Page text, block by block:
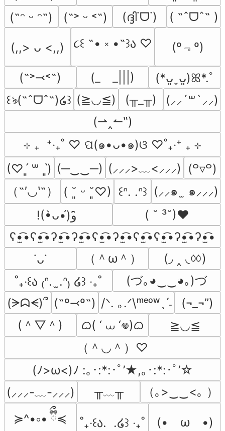
(˶ᵔ ᵕ ᵔ˶)
(˶˃ ᵕ ˂˶) (ദ്ദി˙ᗜ˙) ( ˶ˆᗜˆ˵ )
(,,> ᴗ <,,) ૮꒰ ˶• ༝ •˶꒱ა ♡ (º﹃º)
(˶˃⤙˂˶) (_　_|||)
(*ᴗ͈ˬᴗ͈)ꕤ*.ﾟ
꒰ঌ(˶ˆᗜˆ˵)໒꒱ (≧◡≦) (╥_╥)
(⸝⸝´꒳`⸝⸝)
(⇀‸↼‶)
⊹ ₊  ⁺‧₊˚ ♡ ପ(๑•ᴗ•๑)ଓ ♡˚₊‧⁺ ₊ ⊹
(♡ˊ͈ ꒳ ˋ͈) (─‿‿─) (⸝⸝⸝>﹏<⸝⸝⸝) (꒪▿꒪)
（˶′◡‵˶）
( ˘͈ ᵕ ˘͈♡) ꒰ᐢ. .ᐢ꒱ (⸝⸝๑  ̫ ๑⸝⸝⸝)
( ˘ ³˘)♥
ʕ•̫͡•ʕ•̫͡•ʔ•̫͡•ʔ•̫͡•ʕ•̫͡•ʔ•̫͡•ʕ•̫͡•ʕ•̫͡•ʔ•̫͡•ʔ•̫͡•
˙ᴗ˙
（＾ω＾）
(◞ ‸ ◟ㆀ)
˚₊‧꒰ა ₍ᐢ.  ̫.ᐢ₎ ໒꒱ ‧₊˚
(づ｡◕‿‿◕｡)づ
(ᗒᗣᗕ)՞ (˶º⤙º˶) /ᐠ. ｡.ᐟ\ᵐᵉᵒʷˎˊ˗
(¬_¬”)
(＾▽＾)
ᜊ( ‘ ⩊ ‘𖦹)ᜊ
≧◡≦
（＾◡＾）♡
(ﾉ>ω<)ﾉ :｡･:*:･ﾟ’★,｡･:*:･ﾟ’☆
(⸝⸝⸝-﹏-⸝⸝⸝)
╥﹏╥
（｡>‿‿<｡ ）
≽^•༚• ྀིྀ≼
˚₊‧꒰ა.  .໒꒱ ‧₊˚ (•　ω　•)